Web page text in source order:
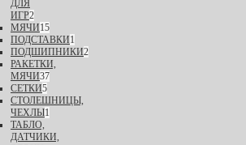
ДЛЯ
ИГР2
МЯЧИ15
ПОДСТАВКИ1
ПОДШИПНИКИ2
РАКЕТКИ,
МЯЧИ37
СЕТКИ5
СТОЛЕШНИЦЫ,
ЧЕХЛЫ1
ТАБЛО,
ДАТЧИКИ,